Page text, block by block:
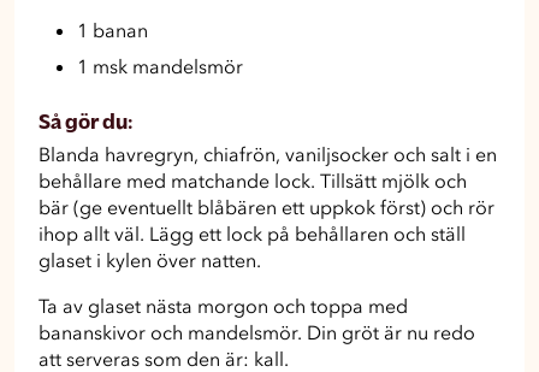
1 banan
1 msk mandelsmör
Så gör du:
Blanda havregryn, chiafrön, vaniljsocker och salt i en
behållare med matchande lock. Tillsätt mjölk och
bär (ge eventuellt blåbären ett uppkok först) och rör
ihop allt väl. Lägg ett lock på behållaren och ställ
glaset i kylen över natten.
Ta av glaset nästa morgon och toppa med
bananskivor och mandelsmör. Din gröt är nu redo
att serveras som den är: kall.